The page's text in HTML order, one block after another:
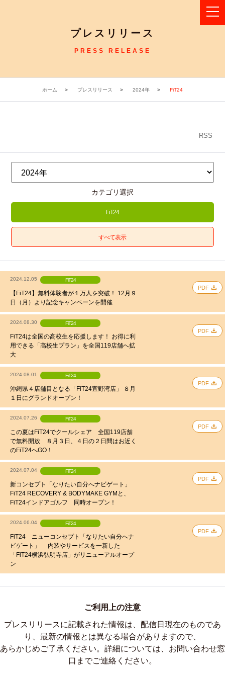
プレスリリース
PRESS RELEASE
ホーム プレスリリース 2024年 FiT24
RSS
カテゴリ選択
FiT24
すべて表示
2024.12.05 FiT24
【FiT24】無料体験者が１万人を突破！ 12月９
日（月）より記念キャンペーンを開催
PDF
2024.08.30 FiT24
FiT24は全国の高校生を応援します！ お得に利
用できる「高校生プラン」を全国119店舗へ拡
大
PDF
2024.08.01 FiT24
沖縄県４店舗目となる「FiT24宜野湾店」 ８月
１日にグランドオープン！
PDF
2024.07.26 FiT24
この夏はFiT24でクールシェア 全国119店舗
で無料開放 ８月３日、４日の２日間はお近く
のFiT24へGO！
PDF
2024.07.04 FiT24
新コンセプト「なりたい自分へナビゲート」
FiT24 RECOVERY & BODYMAKE GYMと、
FiT24インドアゴルフ 同時オープン！
PDF
2024.06.04 FiT24
FiT24 ニューコンセプト「なりたい自分へナ
ビゲート」 内装やサービスを一新した
「FiT24横浜弘明寺店」がリニューアルオープ
ン
PDF
ご利用上の注意
プレスリリースに記載された情報は、配信日現在のものであ
り、最新の情報とは異なる場合がありますので、
あらかじめご了承ください。詳細については、お問い合わせ窓
口までご連絡ください。